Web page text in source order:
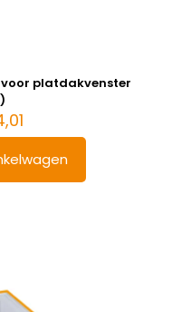
voor platdakvenster